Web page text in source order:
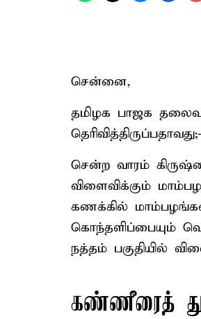
சென்னை,
தமிழக பாஜக
சென்ற வாரம்
விளைவிக்கும்
கணக்கில்
கொந்தளிப்பையும்
நத்தம் பகுதியில்
கண்ணீரைத்